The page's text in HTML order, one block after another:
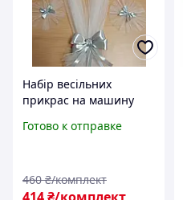
Набір весільних
прикрас на машину
Готово к отправке
460 ₴/комплект